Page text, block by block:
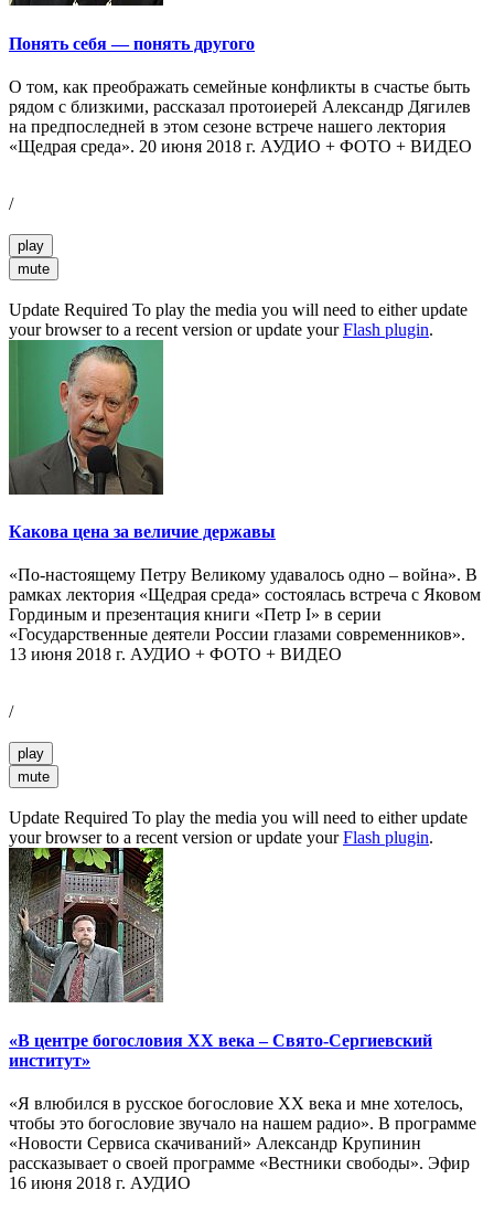
Понять себя — понять другого
О том, как преображать семейные конфликты в счастье быть
рядом с близкими, рассказал протоиерей Александр Дягилев
на предпоследней в этом сезоне встрече нашего лектория
«Щедрая среда». 20 июня 2018 г. АУДИО + ФОТО + ВИДЕО
/
play
mute
Update Required To play the media you will need to either update
your browser to a recent version or update yourFlash plugin.
Какова цена за величие державы
«По-настоящему Петру Великому удавалось одно – война». В
рамках лектория «Щедрая среда» состоялась встреча с Яковом
Гординым и презентация книги «Петр I» в серии
«Государственные деятели России глазами современников».
13 июня 2018 г. АУДИО + ФОТО + ВИДЕО
/
play
mute
Update Required To play the media you will need to either update
your browser to a recent version or update yourFlash plugin.
«В центре богословия XX века – Свято-Сергиевский
институт»
«Я влюбился в русское богословие XX века и мне хотелось,
чтобы это богословие звучало на нашем радио». В программе
«Новости Сервиса скачиваний» Александр Крупинин
рассказывает о своей программе «Вестники свободы». Эфир
16 июня 2018 г. АУДИО